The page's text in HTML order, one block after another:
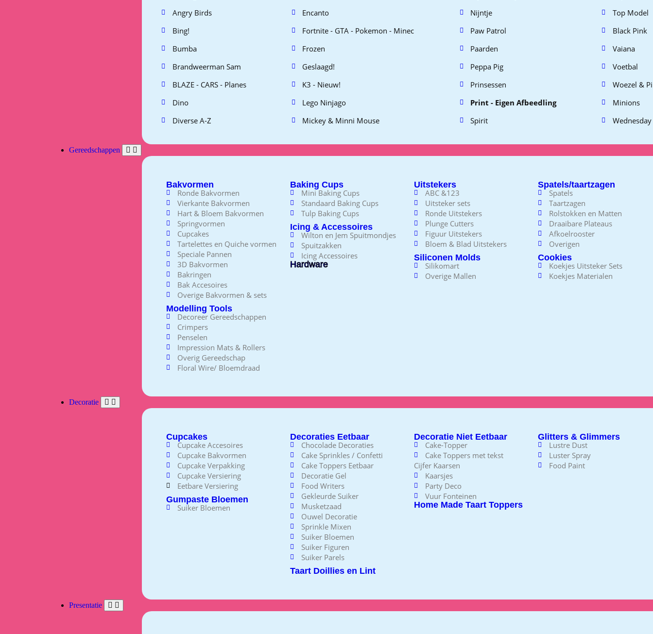
Angry Birds
Bing!
Bumba
Brandweerman Sam
BLAZE - CARS - Planes
Dino
Diverse A-Z
Encanto
Fortnite - GTA - Pokemon - Minec
Frozen
Geslaagd!
K3 - Nieuw!
Lego Ninjago
Mickey & Minni Mouse
Nijntje
Paw Patrol
Paarden
Peppa Pig
Prinsessen
Print - Eigen Afbeedling
Spirit
Top Model
Black Pink
Vaiana
Voetbal
Woezel &
Minions
Wednesday
Gereedschappen
Bakvormen
Ronde Bakvormen
Vierkante Bakvormen
Hart & Bloem Bakvormen
Springvormen
Cupcakes
Tartelettes en Quiche vormen
Speciale Pannen
3D Bakvormen
Bakringen
Bak Accesoires
Overige Bakvormen & sets
Modelling Tools
Decoreer Gereedschappen
Crimpers
Penselen
Impression Mats & Rollers
Overig Gereedschap
Floral Wire/ Bloemdraad
Baking Cups
Mini Baking Cups
Standaard Baking Cups
Tulp Baking Cups
Icing & Accessoires
Wilton en Jem Spuitmondjes
Spuitzakken
Icing Accessoires
Hardware
Uitstekers
ABC &123
Uitsteker sets
Ronde Uitstekers
Plunge Cutters
Figuur Uitstekers
Bloem & Blad Uitstekers
Siliconen Molds
Silikomart
Overige Mallen
Spatels/taartzagen
Spatels
Taartzagen
Rolstokken en Matten
Draaibare Plateaus
Afkoelrooster
Overigen
Cookies
Koekjes Uitsteker Sets
Koekjes Materialen
Decoratie
Cupcakes
Cupcake Accesoires
Cupcake Bakvormen
Cupcake Verpakking
Cupcake Versiering
Eetbare Versiering
Gumpaste Bloemen
Suiker Bloemen
Decoraties Eetbaar
Chocolade Decoraties
Cake Sprinkles / Confetti
Cake Toppers Eetbaar
Decoratie Gel
Food Writers
Gekleurde Suiker
Musketzaad
Ouwel Decoratie
Sprinkle Mixen
Suiker Bloemen
Suiker Figuren
Suiker Parels
Taart Doillies en Lint
Decoratie Niet Eetbaar
Cake-Topper
Cake Toppers met tekst
Cijfer Kaarsen
Kaarsjes
Party Deco
Vuur Fonteinen
Home Made Taart Toppers
Glitters & Glimmers
Lustre Dust
Luster Spray
Food Paint
Presentatie